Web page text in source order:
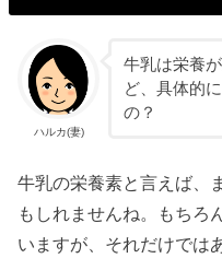
ハルカ(妻)
牛乳は栄養
ど、具体的
の？
牛乳の栄養素と言えば、
もしれませんね。もちろ
いますが、それだけでは